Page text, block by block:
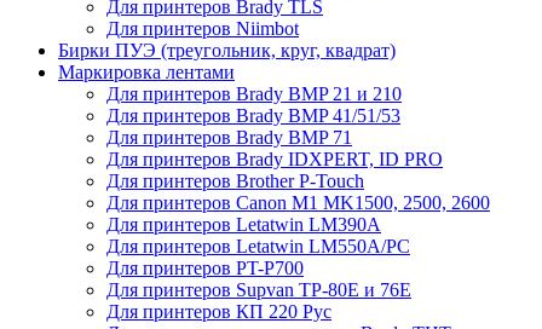
Для принтеров Brady TLS
Для принтеров Niimbot
Бирки ПУЭ (треугольник, круг, квадрат)
Маркировка лентами
Для принтеров Brady BMP 21 и 210
Для принтеров Brady BMP 41/51/53
Для принтеров Brady BMP 71
Для принтеров Brady IDXPERT, ID PRO
Для принтеров Brother P-Touch
Для принтеров Canon M1 MK1500, 2500, 2600
Для принтеров Letatwin LM390A
Для принтеров Letatwin LM550A/PC
Для принтеров PT-P700
Для принтеров Supvan TP-80E и 76E
Для принтеров КП 220 Рус